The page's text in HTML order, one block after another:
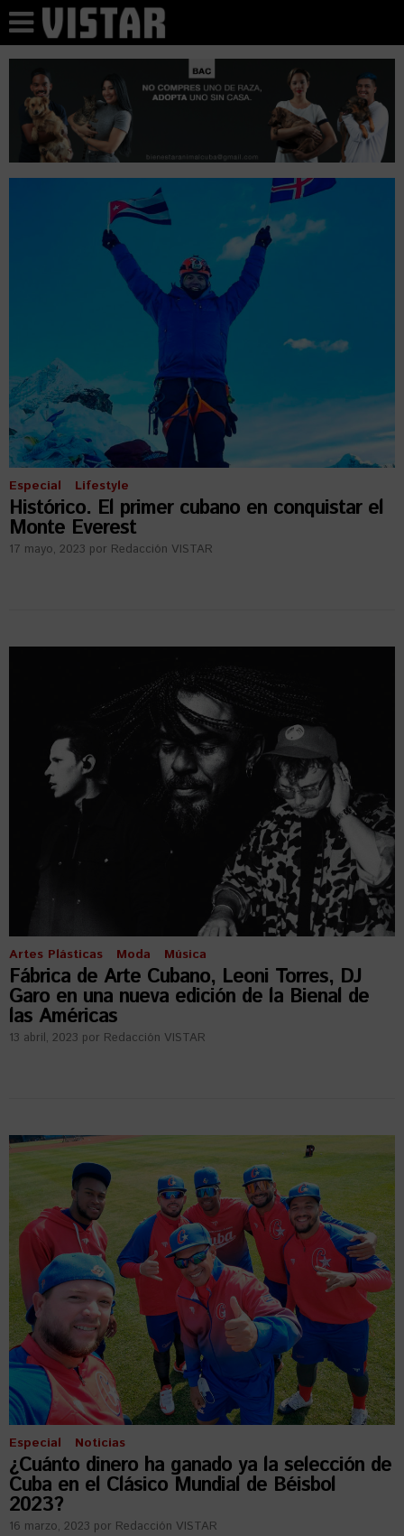
Especial Lifestyle
Histórico. El primer cubano en conquistar el
Monte Everest
17 mayo, 2023 por Redacción VISTAR
Artes Plásticas Moda Música
Fábrica de Arte Cubano, Leoni Torres, DJ
Garo en una nueva edición de la Bienal de
las Américas
13 abril, 2023 por Redacción VISTAR
Especial Noticias
¿Cuánto dinero ha ganado ya la selección de
Cuba en el Clásico Mundial de Béisbol
2023?
16 marzo, 2023 por Redacción VISTAR